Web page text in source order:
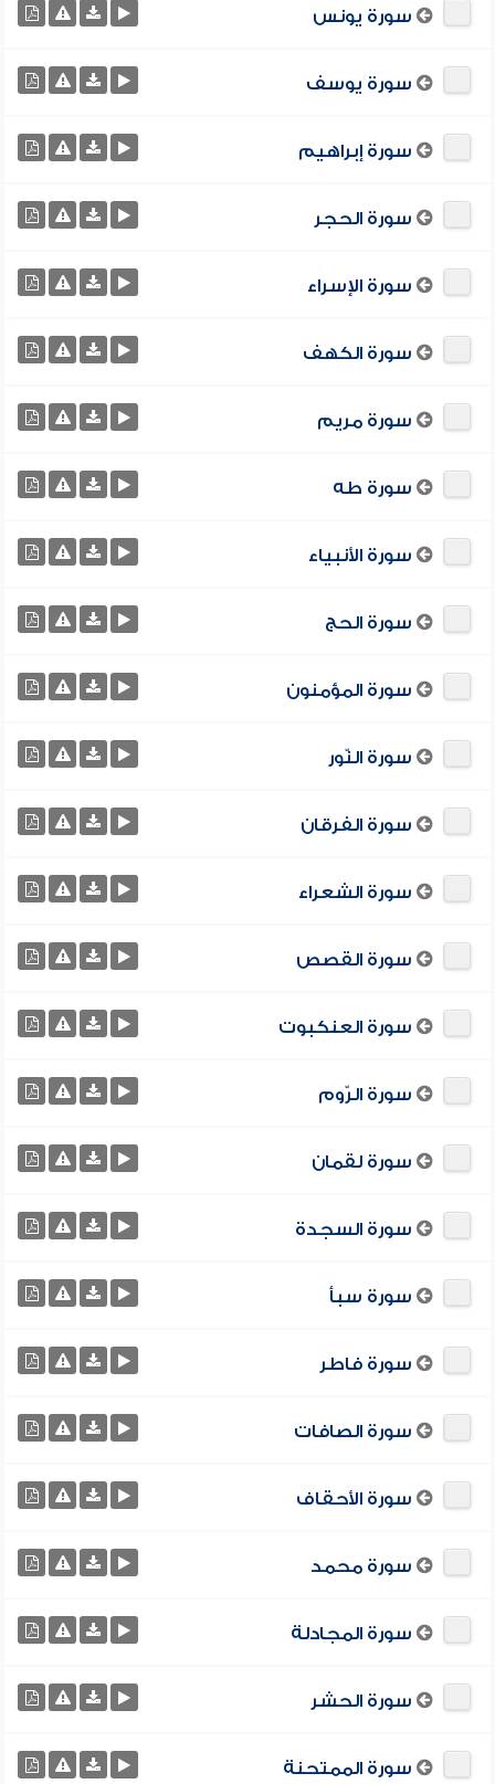
سورة يونس
سورة يوسف
سورة إبراهيم
سورة الحجر
سورة الإسراء
سورة الكهف
سورة مريم
سورة طه
سورة الأنبياء
سورة الحج
سورة المؤمنون
سورة النّور
سورة الفرقان
سورة الشعراء
سورة القصص
سورة العنكبوت
سورة الرّوم
سورة لقمان
سورة السجدة
سورة سبأ
سورة فاطر
سورة الصافات
سورة الأحقاف
سورة محمد
سورة المجادلة
سورة الحشر
سورة الممتحنة